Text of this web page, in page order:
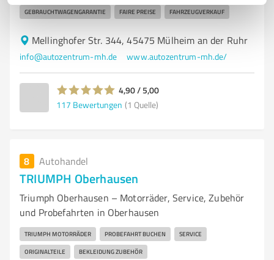
GEBRAUCHTWAGENGARANTIE FAIRE PREISE FAHRZEUGVERKAUF
Mellinghofer Str. 344, 45475 Mülheim an der Ruhr
info@autozentrum-mh.de www.autozentrum-mh.de/
4,90 / 5,00
117 Bewertungen (1 Quelle)
8 Autohandel
TRIUMPH Oberhausen
Triumph Oberhausen – Motorräder, Service, Zubehör
und Probefahrten in Oberhausen
TRIUMPH MOTORRÄDER PROBEFAHRT BUCHEN SERVICE
ORIGINALTEILE BEKLEIDUNG ZUBEHÖR